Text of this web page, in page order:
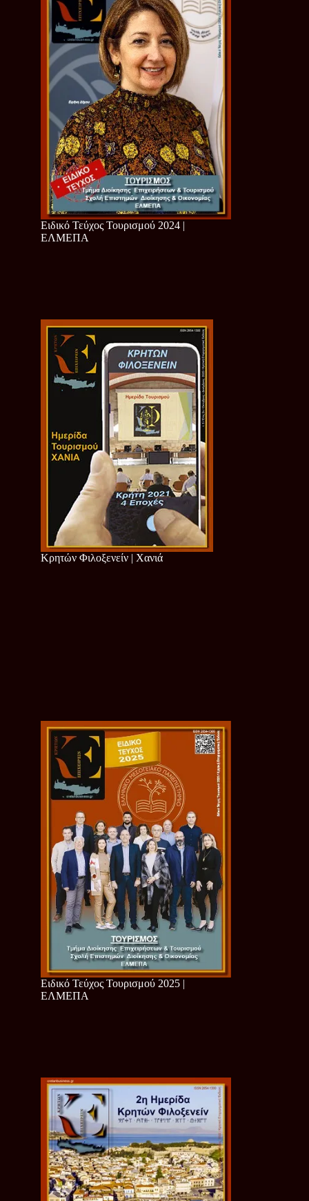
Ειδικό Τεύχος Τουρισμού 2024 |
ΕΛΜΕΠΑ
Κρητών Φιλοξενείν | Χανιά
Ειδικό Τεύχος Τουρισμού 2025 |
ΕΛΜΕΠΑ